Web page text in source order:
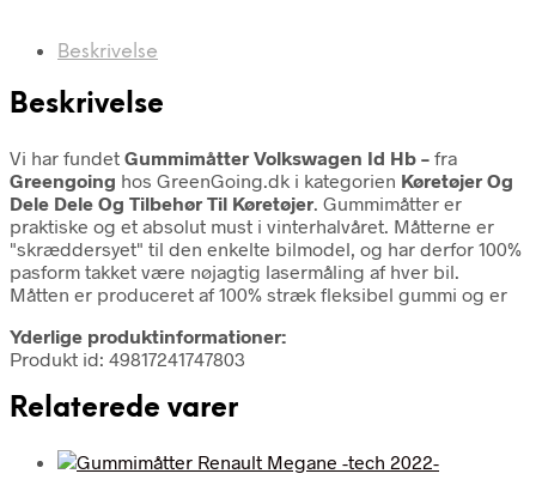
Beskrivelse
Beskrivelse
Vi har fundet Gummimåtter Volkswagen Id Hb – fra
Greengoing hos GreenGoing.dk i kategorien Køretøjer Og
Dele Dele Og Tilbehør Til Køretøjer. Gummimåtter er
praktiske og et absolut must i vinterhalvåret. Måtterne er
"skræddersyet" til den enkelte bilmodel, og har derfor 100%
pasform takket være nøjagtig lasermåling af hver bil.
Måtten er produceret af 100% stræk fleksibel gummi og er
Yderlige produktinformationer:
Produkt id: 49817241747803
Relaterede varer